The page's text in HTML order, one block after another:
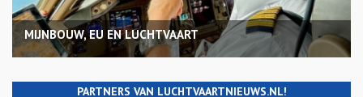
MIJNBOUW, EU EN LUCHTVAART
PARTNERS VAN LUCHTVAARTNIEUWS.NL!